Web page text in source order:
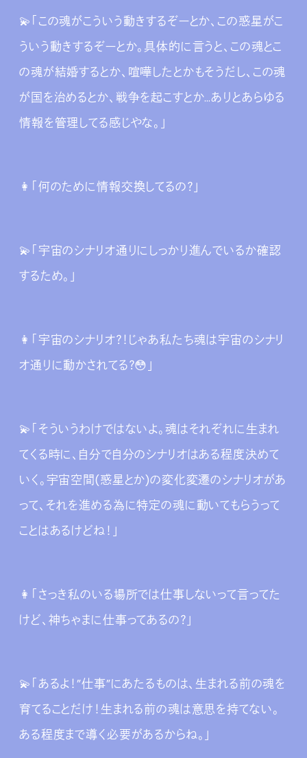
💫「この魂がこういう動きするぞーとか、この惑星がこ
ういう動きするぞーとか。具体的に言うと、この魂とこ
の魂が結婚するとか、喧嘩したとかもそうだし、この魂
が国を治めるとか、戦争を起こすとか…ありとあらゆる
情報を管理してる感じやな。」
👩‍「何のために情報交換してるの？」
💫「宇宙のシナリオ通りにしっかり進んでいるか確認
するため。」
👩‍「宇宙のシナリオ？！じゃあ私たち魂は宇宙のシナリ
オ通りに動かされてる？😳」
💫「そういうわけではないよ。魂はそれぞれに生まれ
てくる時に、自分で自分のシナリオはある程度決めて
いく。宇宙空間(惑星とか)の変化変遷のシナリオがあ
って、それを進める為に特定の魂に動いてもらうって
ことはあるけどね！」
👩‍「さっき私のいる場所では仕事しないって言ってた
けど、神ちゃまに仕事ってあるの？」
💫「あるよ！”仕事”にあたるものは、生まれる前の魂を
育てることだけ！生まれる前の魂は意思を持てない。
ある程度まで導く必要があるからね。」